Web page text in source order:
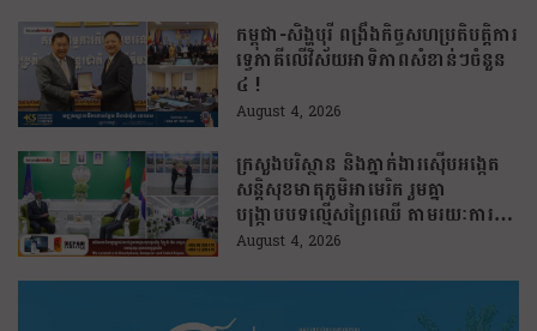
កម្ពុជា-សិង្ហបុរី ពង្រឹងកិច្ចសហប្រតិបត្តិការ
ទ្វេភាគីលើវិស័យអាទិភាពសំខាន់ៗចំនួន
៤ !
August 4, 2026
ក្រសួងបរិស្ថាន និងភ្នាក់ងារស៊ើបអង្កេត
សន្តិសុខមាតុភូមិអាមេរិក រួមគ្នា
បង្រ្កាបបទល្មើសព្រៃឈើ តាមរយៈការប្រើ
ប្រាស់បច្ចេកវិទ្យា
August 4, 2026